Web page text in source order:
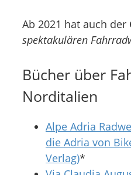
Ab 2021 hat auch der
spektakulären
Bücher über
Norditalien
Alpe Adria
die Adria von
Verlag)*